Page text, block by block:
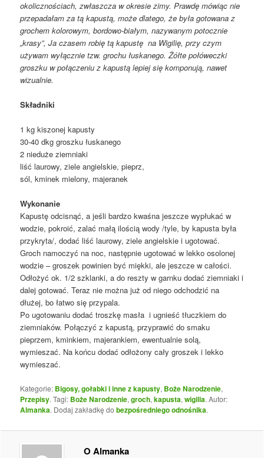
okolicznościach, zwłaszcza w okresie zimy. Prawdę mówiąc nie
przepadałam za tą kapustą, może dlatego, że była gotowana z
grochem kolorowym, bordowo-białym, nazywanym potocznie
„krasy”, Ja czasem robię tą kapustę na Wigilię, przy czym
używam wyłącznie tzw. grochu łuskanego. Żółte połóweczki
groszku w połączeniu z kapustą lepiej się komponują, nawet
wizualnie.
Składniki
1 kg kiszonej kapusty
30-40 dkg groszku łuskanego
2 nieduże ziemniaki
liść laurowy, ziele angielskie, pieprz,
sól, kminek mielony, majeranek
Wykonanie
Kapustę odcisnąć, a jeśli bardzo kwaśna jeszcze wypłukać w
wodzie, pokroić, zalać małą ilością wody /tyle, by kapusta była
przykryta/, dodać liść laurowy, ziele angielskie i ugotować.
Groch namoczyć na noc, następnie ugotować w lekko osolonej
wodzie – groszek powinien być miękki, ale jeszcze w całości.
Odłożyć ok. 1/2 szklanki, a do reszty w garnku dodać ziemniaki i
dalej gotować. Teraz nie można już od niego odchodzić na
dłużej, bo łatwo się przypala.
Po ugotowaniu dodać troszkę masła i ugnieść tłuczkiem do
ziemniaków. Połączyć z kapustą, przyprawić do smaku
pieprzem, kminkiem, majerankiem, ewentualnie solą,
wymieszać. Na końcu dodać odłożony cały groszek i lekko
wymieszać.
Kategorie: Bigosy, gołabki i inne z kapusty, Boże Narodzenie,
Przepisy. Tagi: Boże Narodzenie,groch,kapusta,wigilia. Autor:
Almanka. Dodaj zakładkę dobezpośredniego odnośnika.
O Almanka